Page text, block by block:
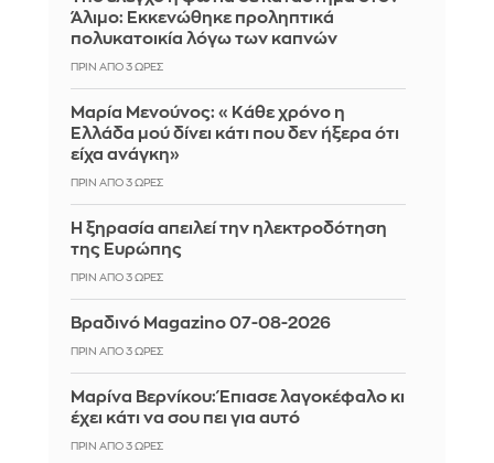
Άλιμο: Εκκενώθηκε προληπτικά
πολυκατοικία λόγω των καπνών
ΠΡΙΝ ΑΠΌ 3 ΏΡΕΣ
Μαρία Μενούνος: «Κάθε χρόνο η
Ελλάδα μού δίνει κάτι που δεν ήξερα ότι
είχα ανάγκη»
ΠΡΙΝ ΑΠΌ 3 ΏΡΕΣ
Η ξηρασία απειλεί την ηλεκτροδότηση
της Ευρώπης
ΠΡΙΝ ΑΠΌ 3 ΏΡΕΣ
Βραδινό Magazino 07-08-2026
ΠΡΙΝ ΑΠΌ 3 ΏΡΕΣ
Μαρίνα Βερνίκου: Έπιασε λαγοκέφαλο κι
έχει κάτι να σου πει για αυτό
ΠΡΙΝ ΑΠΌ 3 ΏΡΕΣ